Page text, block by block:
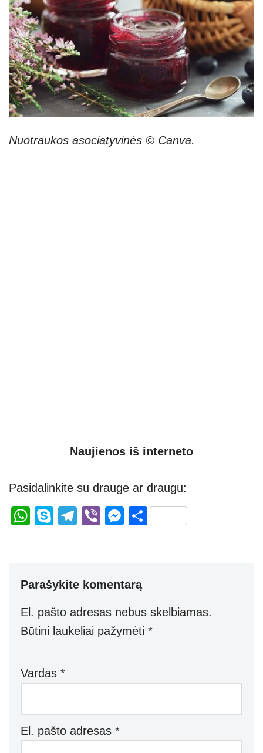
Nuotraukos asociatyvinės © Canva.
Naujienos iš interneto
Pasidalinkite su drauge ar draugu:
W
A
p
p
S
T
a
m
Vi
M
n
g
er
S
Parašykite komentarą
El. pašto adresas nebus skelbiamas.
Būtini laukeliai pažymėti *
Vardas *
El. pašto adresas *